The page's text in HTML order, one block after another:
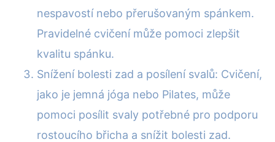
nespavostí nebo přerušovaným spánkem.
Pravidelné cvičení může pomoci zlepšit
kvalitu spánku.
Snížení bolesti zad a posílení svalů: Cvičení,
jako je jemná jóga nebo Pilates, může
pomoci posílit svaly potřebné pro podporu
rostoucího břicha a snížit bolesti zad.